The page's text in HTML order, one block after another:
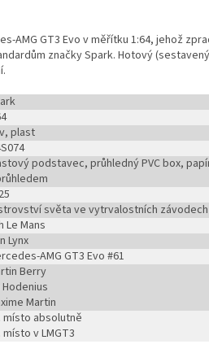
AMG GT3 Evo v měřítku 1:64, jehož
značky Spark. Hotový
plast
podstavec, průhledný PVC box,
světa ve vytrvalostních závodech
Le Mans
Lynx
AMG GT3 Evo #61
Berry
Hodenius
Martin
místo absolutně
místo v LMGT3